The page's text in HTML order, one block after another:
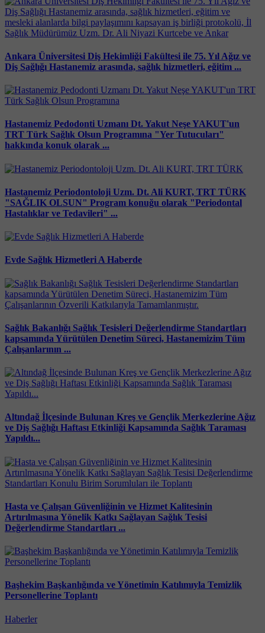
Ankara Üniversitesi Diş Hekimliği Fakültesi ile 75. Yıl Ağız ve
Diş Sağlığı Hastanemiz arasında, sağlık hizmetleri, eğitim ...
Hastanemiz Pedodonti Uzmanı Dt. Yakut Neşe YAKUT'un
TRT Türk Sağlık Olsun Programına "Yer Tutucuları"
hakkında konuk olarak ...
Hastanemiz Periodontoloji Uzm. Dt. Ali KURT, TRT TÜRK
"SAĞLIK OLSUN" Program konuğu olarak "Periodontal
Hastalıklar ve Tedavileri" ...
Evde Sağlık Hizmetleri A Haberde
Sağlık Bakanlığı Sağlık Tesisleri Değerlendirme Standartları
kapsamında Yürütülen Denetim Süreci, Hastanemizim Tüm
Çalışanlarının ...
Altındağ İlçesinde Bulunan Kreş ve Gençlik Merkezlerine Ağız
ve Diş Sağlığı Haftası Etkinliği Kapsamında Sağlık Taraması
Yapıldı...
Hasta ve Çalışan Güvenliğinin ve Hizmet Kalitesinin
Artırılmasına Yönelik Katkı Sağlayan Sağlık Tesisi
Değerlendirme Standartları ...
Başhekim Başkanlığında ve Yönetimin Katılımıyla Temizlik
Personellerine Toplantı
Haberler